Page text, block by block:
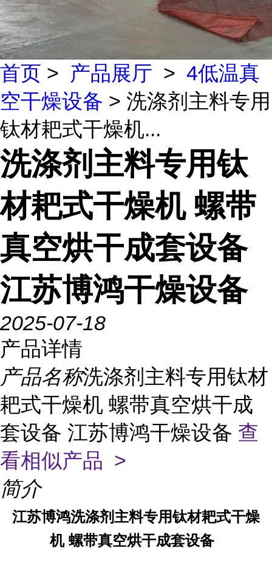
首页 > 产品展厅 > 4低温真
空干燥设备 > 洗涤剂主料专用
钛材耙式干燥机...
洗涤剂主料专用钛
材耙式干燥机 螺带
真空烘干成套设备
江苏博鸿干燥设备
2025-07-18
产品详情
产品名称洗涤剂主料专用钛材
耙式干燥机 螺带真空烘干成
套设备 江苏博鸿干燥设备 查
看相似产品 >
简介
江苏博鸿洗涤剂主料专用钛材耙式干燥
机 螺带真空烘干成套设备